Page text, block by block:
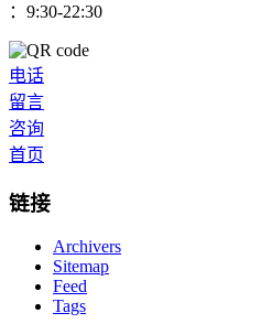
：9:30-22:30
电话
留言
咨询
首页
链接
Archivers
Sitemap
Feed
Tags